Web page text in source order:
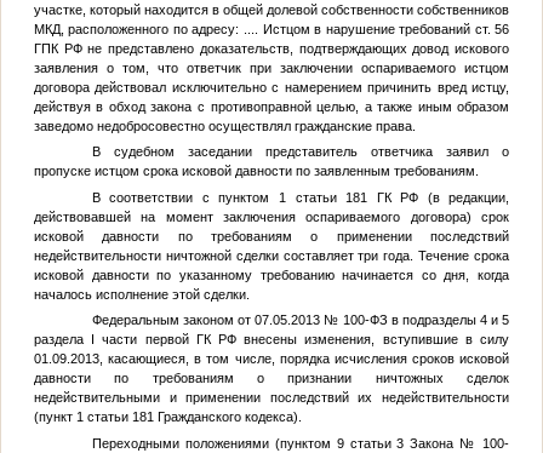
участке, который находится в общей долевой собственности собственников
МКД, расположенного по адресу:
. Истцом в нарушение требований ст. 56
ГПК РФ не представлено доказательств, подтверждающих довод искового
заявления о том, что ответчик при заключении оспариваемого истцом
договора действовал исключительно с намерением причинить вред истцу,
действуя в обход закона с противоправной целью, а также иным образом
заведомо недобросовестно осуществлял гражданские права.
В судебном заседании представитель ответчика заявил о
пропуске истцом срока исковой давности по заявленным требованиям.
В соответствии с пунктом 1 статьи 181 ГК РФ (в редакции,
действовавшей на момент заключения оспариваемого договора) срок
исковой давности по требованиям о применении последствий
недействительности ничтожной сделки составляет три года. Течение срока
исковой давности по указанному требованию начинается со дня, когда
началось исполнение этой сделки.
Федеральным законом от 07.05.2013 № 100-ФЗ в подразделы 4 и 5
раздела I части первой ГК РФ внесены изменения, вступившие в силу
01.09.2013, касающиеся, в том числе, порядка исчисления сроков исковой
давности по требованиям о признании ничтожных сделок
недействительными и применении последствий их недействительности
(пункт 1 статьи 181 Гражданского кодекса).
Переходными положениями (пунктом 9 статьи 3 Закона № 100-